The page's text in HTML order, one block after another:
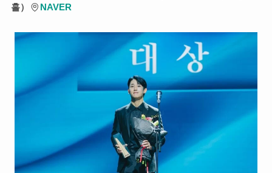
홀）
NAVER